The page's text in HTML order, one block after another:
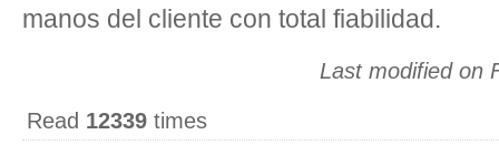
manos del cliente con total fiabilidad.
Last modified on
Read 12339 times